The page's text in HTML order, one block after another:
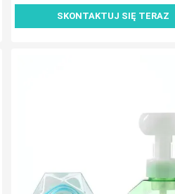
SKONTAKTUJ SIĘ TERAZ